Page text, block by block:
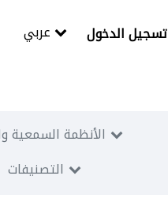
تسجيل الدخول
الأنظمة السمعية
التصنيفات